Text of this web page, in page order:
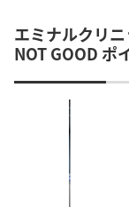
エミナルクリ
NOT GOOD ポ